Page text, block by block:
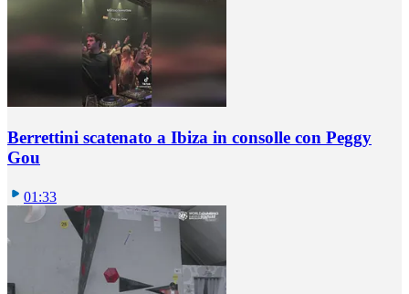
Berrettini scatenato a Ibiza in consolle con Peggy
Gou
01:33